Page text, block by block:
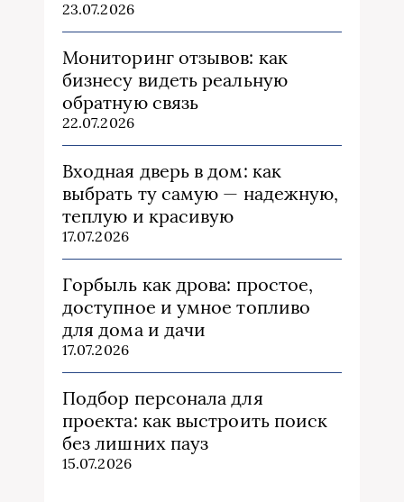
23.07.2026
Мониторинг отзывов: как
бизнесу видеть реальную
обратную связь
22.07.2026
Входная дверь в дом: как
выбрать ту самую — надежную,
теплую и красивую
17.07.2026
Горбыль как дрова: простое,
доступное и умное топливо
для дома и дачи
17.07.2026
Подбор персонала для
проекта: как выстроить поиск
без лишних пауз
15.07.2026